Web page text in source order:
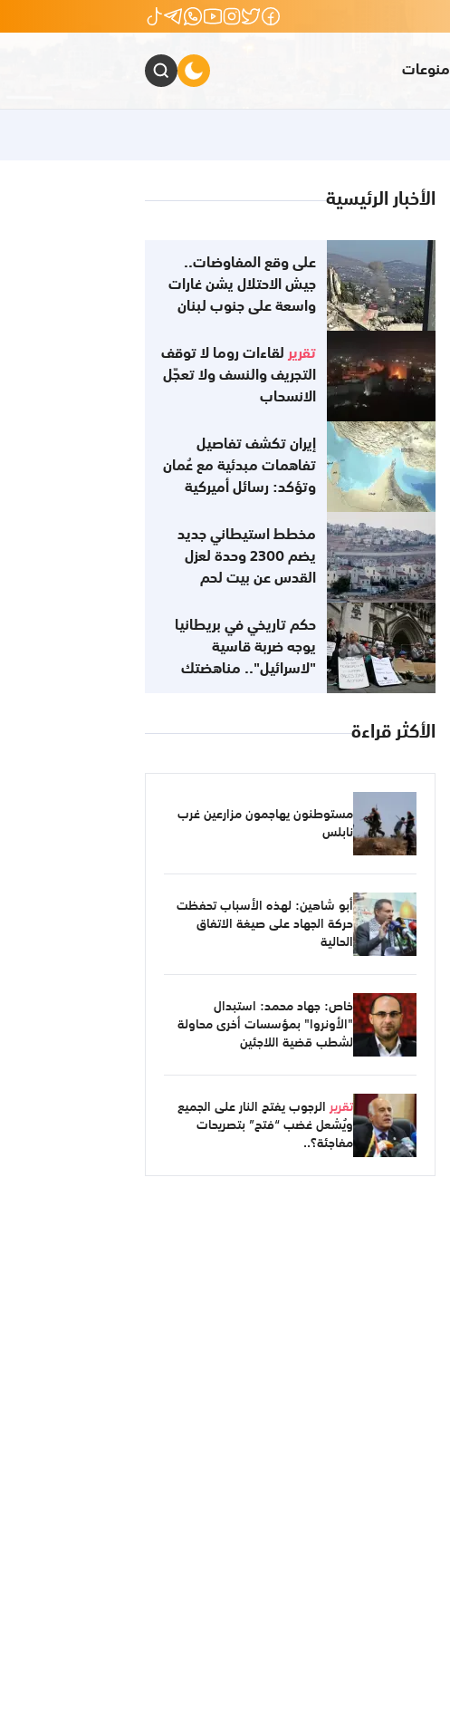
منوعات
الأخبار الرئيسية
على وقع المفاوضات..
جيش الاحتلال يشن غارات
واسعة على جنوب لبنان
تقرير لقاءات روما لا توقف
التجريف والنسف ولا تعجّل
الانسحاب
إيران تكشف تفاصيل
تفاهمات مبدئية مع عُمان
وتؤكد: رسائل أميركية
إلى التزاماتها
مخطط استيطاني جديد
يضم 2300 وحدة لعزل
القدس عن بيت لحم
حكم تاريخي في بريطانيا
يوجه ضربة قاسية
"لاسرائيل".. مناهضتك
الأكثر قراءة
مستوطنون يهاجمون مزارعين غرب
نابلس
أبو شاهين: لهذه الأسباب تحفظت
حركة الجهاد على صيغة الاتفاق
الحالية
خاص: جهاد محمد: استبدال
"الأونروا" بمؤسسات أخرى محاولة
لشطب قضية اللاجئين
تقرير الرجوب يفتح النار على الجميع
ويُشعل غضب “فتح” بتصريحات
مفاجئة؟..